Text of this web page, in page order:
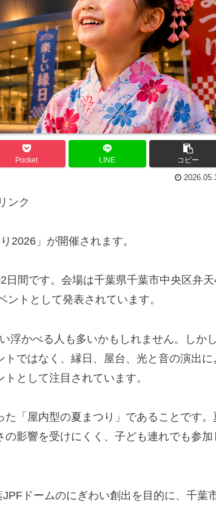
Pocket LINE コピー
ンク
2026」が開催されます。
日間です。会場は千葉県千葉市中央区弁
トとして発表されています。
浮かべる人も多いかもしれません。しか
ではなく、縁日、屋台、光と音の演出に
として注目されています。
「屋内型の夏まつり」であることです。
影響を受けにくく、子ども連れでも参加
ドームのにぎわい創出を目的に、千葉